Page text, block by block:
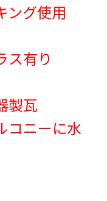
ング使用
ス有り
製瓦
コニーに水